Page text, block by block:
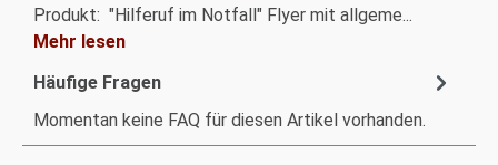
Produkt: "Hilferuf im Notfall" Flyer mit allgeme...
Mehr lesen
Häufige Fragen
Momentan keine FAQ für diesen Artikel vorhanden.